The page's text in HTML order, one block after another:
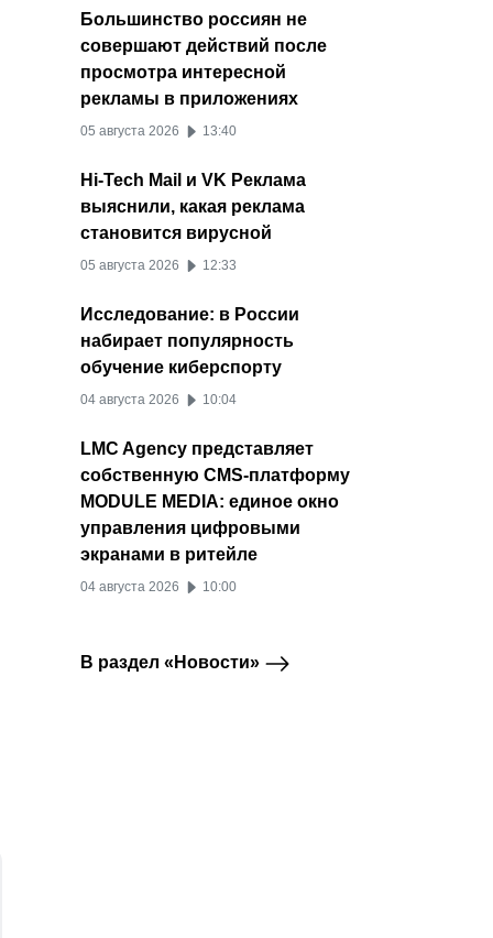
Большинство россиян не
совершают действий после
просмотра интересной
рекламы в приложениях
05 августа 2026 13:40
Hi-Tech Mail и VK Реклама
выяснили, какая реклама
становится вирусной
05 августа 2026 12:33
Исследование: в России
набирает популярность
обучение киберспорту
04 августа 2026 10:04
LMC Agency представляет
собственную CMS-платформу
MODULE MEDIA: единое окно
управления цифровыми
экранами в ритейле
04 августа 2026 10:00
В раздел «Новости»